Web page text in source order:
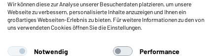
Funktionen & Pflege
Pflegehinweise
Wir können diese zur Analyse unserer Besucherdaten platzieren, um unsere
Webseite zu verbessern, personalisierte Inhalte anzuzeigen und Ihnen ein
großartiges Webseiten-Erlebnis zu bieten. Für weitere Informationen zu den von
uns verwendeten Cookies öffnen Sie die Einstellungen.
Notwendig Performance